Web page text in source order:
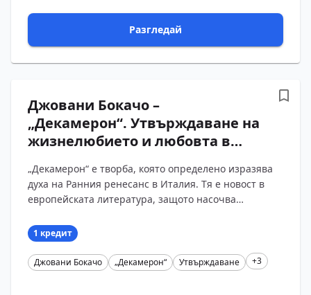
Разгледай
Джовани Бокачо –
„Декамерон“. Утвърждаване на
жизнелюбието и любовта в
„Декамерон“ е творба, която определено изразява
духа на Ранния ренесанс в Италия. Тя е новост в
европейската литература, защото насочва
идеята ...
1 кредит
Джовани Бокачо „Декамерон“ Утвърждаване +3